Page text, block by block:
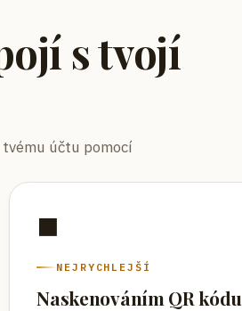
s tvojí
účtu pomocí
⬛
NEJRYCHLEJŠÍ
Naskenováním QR kódu